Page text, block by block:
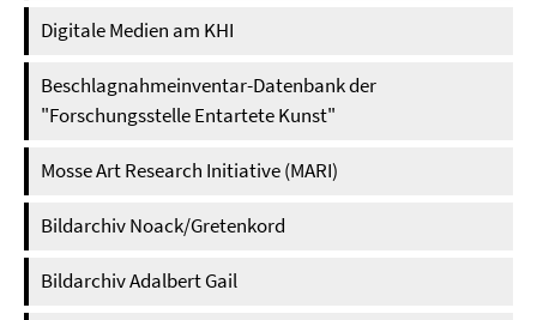
Digitale Medien am KHI
Beschlagnahmeinventar-Datenbank der
"Forschungsstelle Entartete Kunst"
Mosse Art Research Initiative (MARI)
Bildarchiv Noack/Gretenkord
Bildarchiv Adalbert Gail